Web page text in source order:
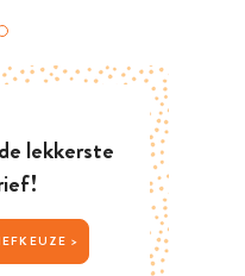
lekkerste
JOUW NIEUWSBRIEFKEUZE >